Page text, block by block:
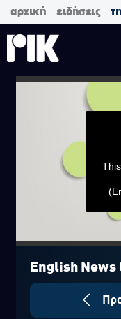
αρχική ειδήσεις
0
seconds
seconds
English